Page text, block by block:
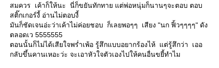
สมควร เค้าก็ให้นะ นี่ก็ขยันทักทาย แต่พ่อหนุ่มก็นานๆจะตอบ ตอบ
สติ๊กเกอร์งี้ อ่านไม่ตอบงี้
มันก็ชัดเจนอ่ะว่าเค้าไม่ค่อยชอบ ก็เลยพอๆๆ เสียง "นก ฟิ้วๆๆๆๆ" ดัง
ตลอดเว 5555555
ตอนนั้นก็ไม่ได้เสียใจพร่ำเพ้อ รู้สึกแบบอยากร้องไห้ แต่รู้สึกว่า เออ
กลับขึ้นคานเหอะว่ะ จะเอาหัวใจตัวเองไปให้คนอื่นขยี้ทำไม